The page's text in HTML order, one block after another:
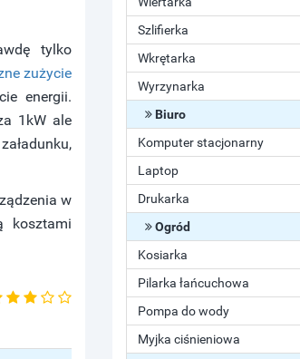
tylko
zużycie
energii.
1kW ale
w
kosztami
Szlifierka
Wkrętarka
Wyrzynarka
Biuro
Komputer stacjonarny
Laptop
Drukarka
Ogród
Kosiarka
Pilarka łańcuchowa
Pompa do wody
Myjka ciśnieniowa